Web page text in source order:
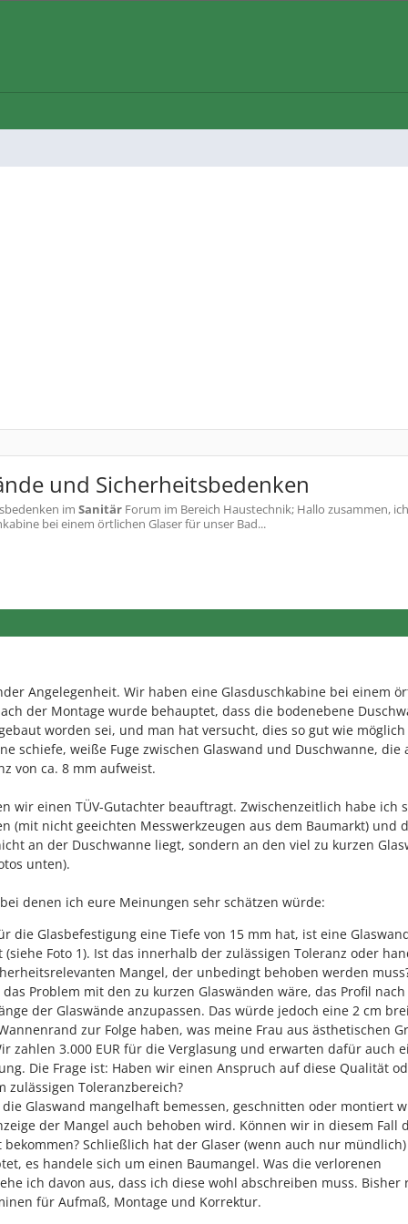
und Sicherheitsbedenken
im Sanitär Forum im Bereich Haustechnik; Hallo zusammen,
bei einem örtlichen Glaser für unser Bad...
Angelegenheit. Wir haben eine Glasduschkabine bei einem
der Montage wurde behauptet, dass die bodenebene
worden sei, und man hat versucht, dies so gut wie möglich
schiefe, weiße Fuge zwischen Glaswand und Duschwanne, die
von ca. 8 mm aufweist.
wir einen TÜV-Gutachter beauftragt. Zwischenzeitlich habe ich
(mit nicht geeichten Messwerkzeugen aus dem Baumarkt) und
an der Duschwanne liegt, sondern an den viel zu kurzen
unten).
denen ich eure Meinungen sehr schätzen würde:
die Glasbefestigung eine Tiefe von 15 mm hat, ist eine
Foto 1). Ist das innerhalb der zulässigen Toleranz oder
Mangel, der unbedingt behoben werden
Problem mit den zu kurzen Glaswänden wäre, das Profil
der Glaswände anzupassen. Das würde jedoch eine 2 cm
zur Folge haben, was meine Frau aus ästhetischen
zahlen 3.000 EUR für die Verglasung und erwarten dafür auch
Die Frage ist: Haben wir einen Anspruch auf diese Qualität
zulässigen Toleranzbereich?
die Glaswand mangelhaft bemessen, geschnitten oder montiert
der Mangel auch behoben wird. Können wir in diesem Fall
Schließlich hat der Glaser (wenn auch nur mündlich)
es handele sich um einen Baumangel. Was die verlorenen
ich davon aus, dass ich diese wohl abschreiben muss. Bisher
für Aufmaß, Montage und Korrektur.